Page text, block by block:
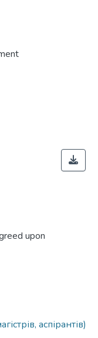
upon
аспірантів)